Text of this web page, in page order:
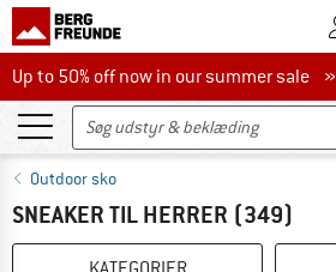
Up to 50% off now in our summer sale
Up to 50% off now in our summer sale »
Outdoor sko
SNEAKER TIL HERRER (349)